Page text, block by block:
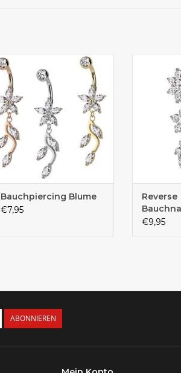
Bauchnabelpiercing online
kaufen
Bauchpiercing Blume
€7,95
Reverse
€9,95
ABONNIEREN